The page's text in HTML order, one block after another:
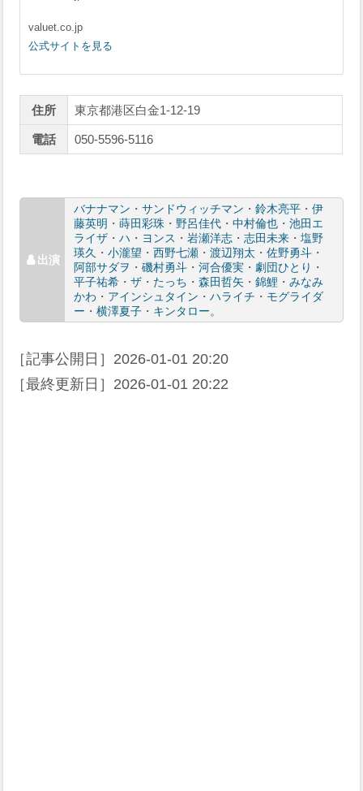
valuet.co.jp
公式サイトを見る
住所 東京都港区白金1-12-19
電話 050-5596-5116
バナナマン ・ サンドウィッチマン ・ 鈴木亮平・ 伊
藤英明 ・ 蒔田彩珠 ・ 野呂佳代・ 中村倫也・ 池田エ
ライザ・ ハ ・ ヨンス ・ 岩瀬洋志・ 志田未来・ 塩野
瑛久 ・ 小瀧望 ・ 西野七瀬・ 渡辺翔太 ・ 佐野勇斗・
阿部サダヲ ・ 磯村勇斗・ 河合優実・ 劇団ひとり ・
平子祐希・ ザ・ たっち ・ 森田哲矢 ・ 錦鯉 ・ みなみ
かわ ・ アインシュタイン ・ ハライチ ・ モグライダ
ー ・ 横澤夏子・ キンタロー。
［記事公開日］ 2026-01-01 20:20
［最終更新日］ 2026-01-01 20:22